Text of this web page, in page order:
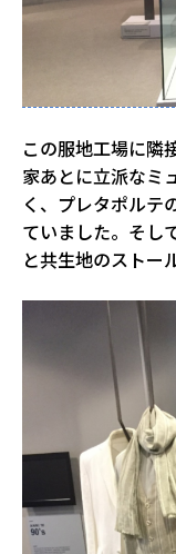
この服地工場に隣
家あとに立派なミ
く、プレタポルテ
ていました。そし
と共生地のストー